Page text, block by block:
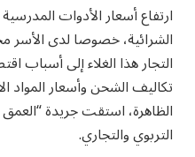
ارتفاع أسعار الأدوات
الشرائية، خصوصا لدى الأسر
التجار هذا الغلاء إلى أسباب
تكاليف الشحن وأسعار المواد
الظاهرة، استقت جريدة “العمق
التربوي والتجاري.